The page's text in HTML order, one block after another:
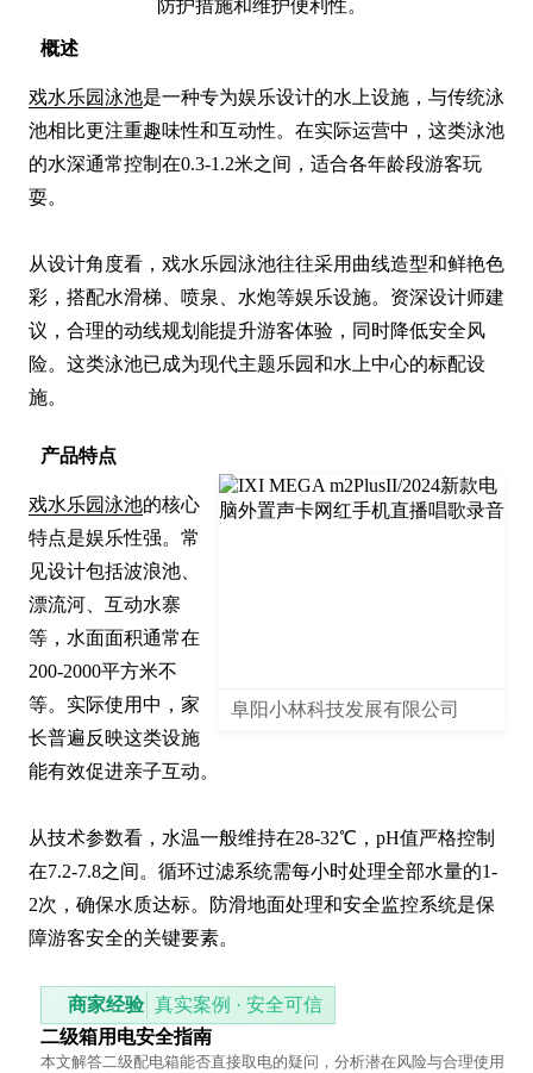
概述
戏水乐园泳池是一种专为娱乐设计的水上设施，与传统泳
池相比更注重趣味性和互动性。在实际运营中，这类泳池
的水深通常控制在0.3-1.2米之间，适合各年龄段游客玩
耍。
从设计角度看，戏水乐园泳池往往采用曲线造型和鲜艳色
彩，搭配水滑梯、喷泉、水炮等娱乐设施。资深设计师建
议，合理的动线规划能提升游客体验，同时降低安全风
险。这类泳池已成为现代主题乐园和水上中心的标配设
施。
产品特点
阜阳小林科技发展有限公司
戏水乐园泳池的核心
特点是娱乐性强。常
见设计包括波浪池、
漂流河、互动水寨
等，水面面积通常在
200-2000平方米不
等。实际使用中，家
长普遍反映这类设施
能有效促进亲子互动。
从技术参数看，水温一般维持在28-32℃，pH值严格控制
在7.2-7.8之间。循环过滤系统需每小时处理全部水量的1-
2次，确保水质达标。防滑地面处理和安全监控系统是保
障游客安全的关键要素。
商家经验 真实案例 · 安全可信
二级箱用电安全指南
本文解答二级配电箱能否直接取电的疑问，分析潜在风险与合理使用
防护措施和维护便利性。